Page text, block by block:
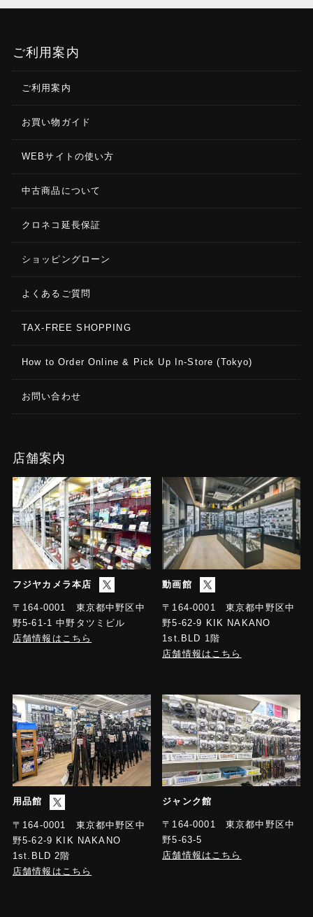
ご利用案内
ご利用案内
お買い物ガイド
WEBサイトの使い方
中古商品について
クロネコ延長保証
ショッピングローン
よくあるご質問
TAX-FREE SHOPPING
How to Order Online & Pick Up In-Store (Tokyo)
お問い合わせ
店舗案内
フジヤカメラ本店
〒164-0001 東京都中野区中
野5-61-1 中野タツミビル
店舗情報はこちら
動画館
〒164-0001 東京都中野区中
野5-62-9 KIK NAKANO
1st.BLD 1階
店舗情報はこちら
用品館
〒164-0001 東京都中野区中
野5-62-9 KIK NAKANO
1st.BLD 2階
店舗情報はこちら
ジャンク館
〒164-0001 東京都中野区中
野5-63-5
店舗情報はこちら